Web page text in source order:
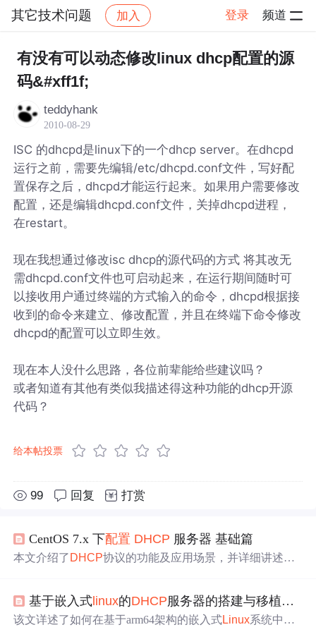
其它技术问题 加入 登录 频道
社区 其它技术问题 帖子详情
有没有可以动态修改linux dhcp配置的源
码&#xff1f;
teddyhank
2010-08-29
ISC 的dhcpd是linux下的一个dhcp server。在dhcpd
运行之前，需要先编辑/etc/dhcpd.conf文件，写好配
置保存之后，dhcpd才能运行起来。如果用户需要修改
配置，还是编辑dhcpd.conf文件，关掉dhcpd进程，
在restart。
现在我想通过修改isc dhcp的源代码的方式 将其改无
需dhcpd.conf文件也可启动起来，在运行期间随时可
以接收用户通过终端的方式输入的命令，dhcpd根据接
收到的命令来建立、修改配置，并且在终端下命令修改
dhcpd的配置可以立即生效。
现在本人没什么思路，各位前辈能给些建议吗？
或者知道有其他有类似我描述得这种功能的dhcp开源
代码？
给本帖投票
99 回复 打赏
CentOS 7.x 下配置 DHCP 服务器 基础篇
本文介绍了 DHCP协议的功能及应用场景，并详细讲述了
固定IP地址。
基于嵌入式linux的DHCP服务器的搭建与移植（u
该文详述了如何在基于arm64架构的嵌入式Linux系统中，